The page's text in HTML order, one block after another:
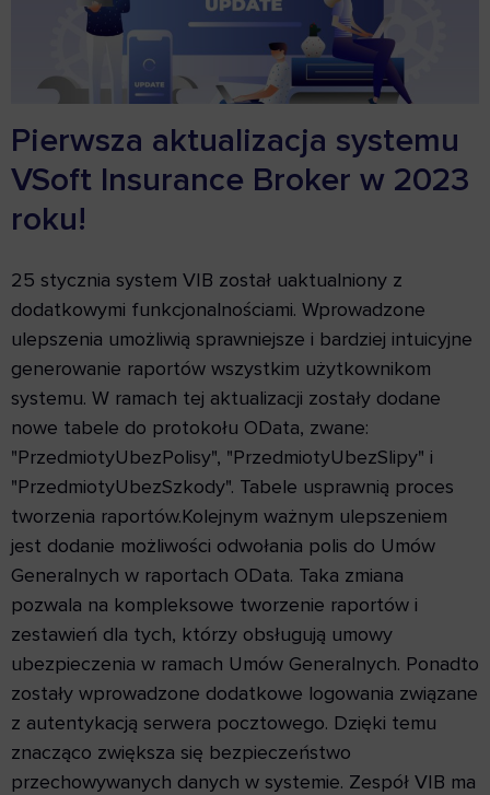
Pierwsza aktualizacja systemu
VSoft Insurance Broker w 2023
roku!
25 stycznia system VIB został uaktualniony z
dodatkowymi funkcjonalnościami. Wprowadzone
ulepszenia umożliwią sprawniejsze i bardziej intuicyjne
generowanie raportów wszystkim użytkownikom
systemu. W ramach tej aktualizacji zostały dodane
nowe tabele do protokołu OData, zwane:
"PrzedmiotyUbezPolisy", "PrzedmiotyUbezSlipy" i
"PrzedmiotyUbezSzkody". Tabele usprawnią proces
tworzenia raportów.Kolejnym ważnym ulepszeniem
jest dodanie możliwości odwołania polis do Umów
Generalnych w raportach OData. Taka zmiana
pozwala na kompleksowe tworzenie raportów i
zestawień dla tych, którzy obsługują umowy
ubezpieczenia w ramach Umów Generalnych. Ponadto
zostały wprowadzone dodatkowe logowania związane
z autentykacją serwera pocztowego. Dzięki temu
znacząco zwiększa się bezpieczeństwo
przechowywanych danych w systemie. Zespół VIB ma